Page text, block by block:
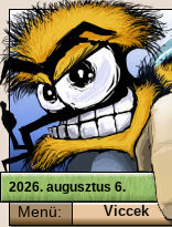
2026. augusztus 6.
Menü: Viccek